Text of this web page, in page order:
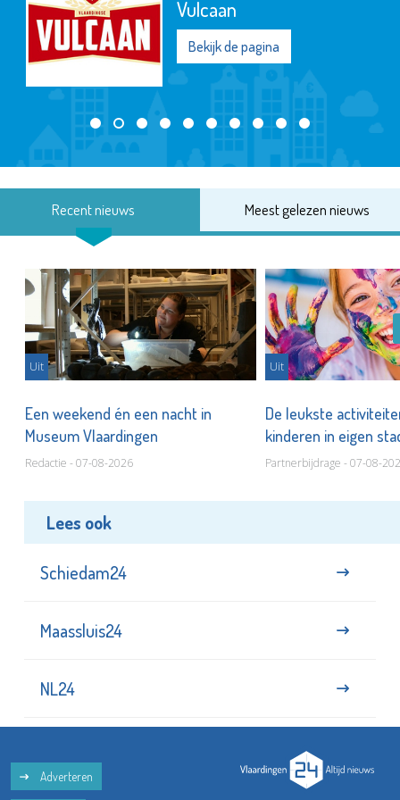
Vulcaan
Bekijk de pagina
Recent nieuws Meest gelezen nieuws
Uit
Een weekend én een nacht in
Museum Vlaardingen
Redactie - 07-08-2026
Uit
De leukste
kinderen in eigen
Partnerbijdrage - 07-08-
Lees ook
Schiedam24
Maassluis24
NL24
Adverteren